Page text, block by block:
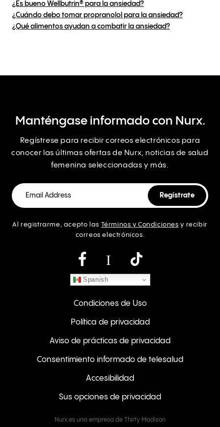
¿Es bueno Wellbutrin® para la ansiedad?
¿Cuándo debo tomar propranolol para la ansiedad?
¿Qué alimentos ayudan a combatir la ansiedad?
Manténgase informado con Nurx.
Regístrese para recibir correos electrónicos para
conocer las últimas ofertas de Nurx, noticias de salud
femenina seleccionadas y más.
Al registrarme, acepto las Términos y Condiciones y recibir
correos electrónicos.
Instagram
Spanish
Condiciones de Uso
Política de privacidad
Aviso de prácticas de privacidad
Consentimiento informado de telesalud
Accesibilidad
Sus opciones de privacidad
Nurx es una empresa de Thirty Madison